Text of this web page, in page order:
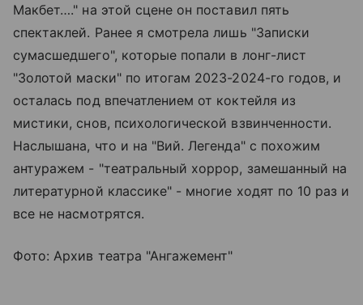
Макбет…." на этой сцене он поставил пять
спектаклей. Ранее я смотрела лишь "Записки
сумасшедшего", которые попали в лонг-лист
"Золотой маски" по итогам 2023-2024-го годов, и
осталась под впечатлением от коктейля из
мистики, снов, психологической взвинченности.
Наслышана, что и на "Вий. Легенда" с похожим
антуражем - "театральный хоррор, замешанный на
литературной классике" - многие ходят по 10 раз и
все не насмотрятся.
Фото: Архив театра "Ангажемент"